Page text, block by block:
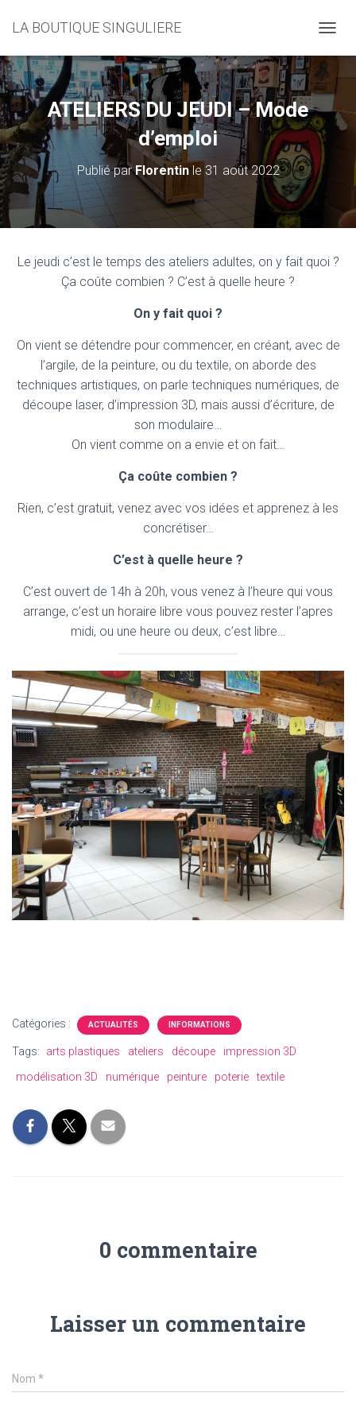
LA BOUTIQUE SINGULIERE
É
P
E
T
ATELIERS DU JEUDI – Mode
d’emploi
Publié parFlorentinle 31 août 2022
Le jeudi c’est le temps des ateliers adultes, on y fait quoi ?
Ça coûte combien ? C’est à quelle heure ?
On y fait quoi ?
On vient se détendre pour commencer, en créant, avec de
l’argile, de la peinture, ou du textile, on aborde des
techniques artistiques, on parle techniques numériques, de
découpe laser, d’impression 3D, mais aussi d’écriture, de
son modulaire…
On vient comme on a envie et on fait…
Ça coûte combien ?
Rien, c’est gratuit, venez avec vos idées et apprenez à les
concrétiser…
C’est à quelle heure ?
C’est ouvert de 14h à 20h, vous venez à l’heure qui vous
arrange, c’est un horaire libre vous pouvez rester l’apres
midi, ou une heure ou deux, c’est libre…
Catégories : ACTUALITÉS INFORMATIONS
Tags: arts plastiques ateliers découpe
impression 3D
modélisation 3D
numérique peinture poterie textile
0 commentaire
Laisser un commentaire
Nom *